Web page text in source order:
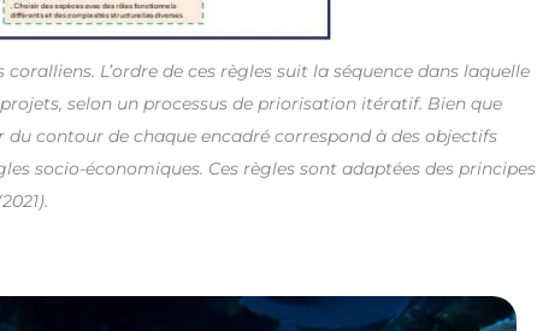
L’ordre de ces règles suit la séquence dans laquelle
selon un processus de priorisation itératif. Bien que
contour de chaque encadré correspond à des objectifs
socio-économiques. Ces règles sont adaptées des principes